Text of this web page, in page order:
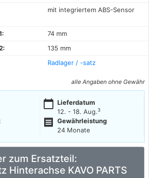
mit integriertem ABS-Sensor
74 mm
135 mm
Radlager / -satz
alle Angaben ohne Gewähr
calendar_today Lieferdatum
12. - 18. Aug.3
receipt
Gewährleistung
24 Monate
zum Ersatzteil:
Hinterachse KAVO PARTS